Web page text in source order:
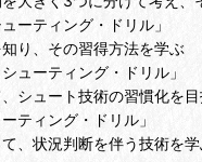
ーティング・ドリル」
その習得方法を学ぶ
ューティング・ドリル」
ート技術の習慣化を目
ティング・ドリル」
況判断を伴う技術を学